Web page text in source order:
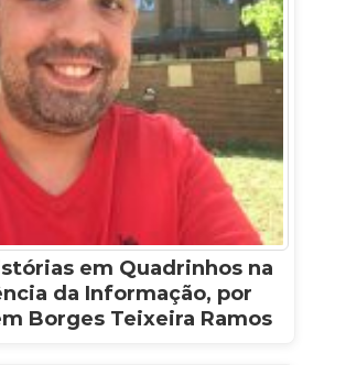
em Quadrinhos na
da Informação, por
Borges Teixeira Ramos